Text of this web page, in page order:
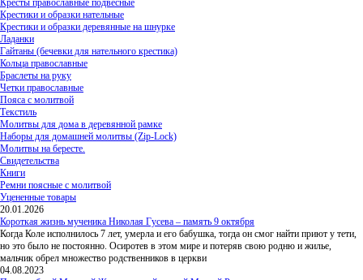
Кресты православные подвесные
Крестики и образки нательные
Крестики и образки деревянные на шнурке
Ладанки
Гайтаны (бечевки для нательного крестика)
Кольца православные
Браслеты на руку
Четки православные
Пояса с молитвой
Текстиль
Молитвы для дома в деревянной рамке
Наборы для домашней молитвы (Zip-Lock)
Молитвы на бересте.
Свидетельства
Книги
Ремни поясные с молитвой
Уцененные товары
20.01.2026
Короткая жизнь мученика Николая Гусева – память 9 октября
Когда Коле исполнилось 7 лет, умерла и его бабушка, тогда он смог найти приют у тети,
но это было не постоянно. Осиротев в этом мире и потеряв свою родню и жилье,
мальчик обрел множество родственников в церкви
04.08.2023